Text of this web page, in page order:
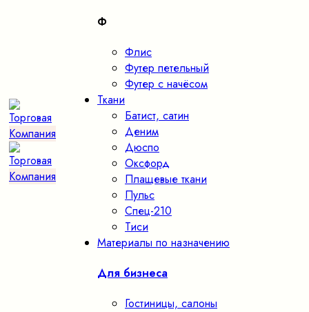
Ф
Флис
Футер петельный
Футер с начёсом
Ткани
Батист, сатин
Деним
Дюспо
Оксфорд
Плащевые ткани
Пульс
Спец-210
Тиси
Материалы по назначению
Для бизнеса
Гостиницы, салоны